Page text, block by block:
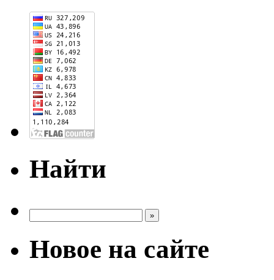
Найти
Новое на сайте